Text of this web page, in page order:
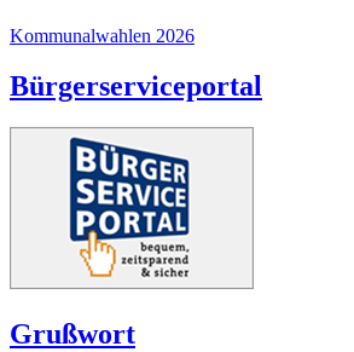
Kommunalwahlen 2026
Bürgerserviceportal
Grußwort